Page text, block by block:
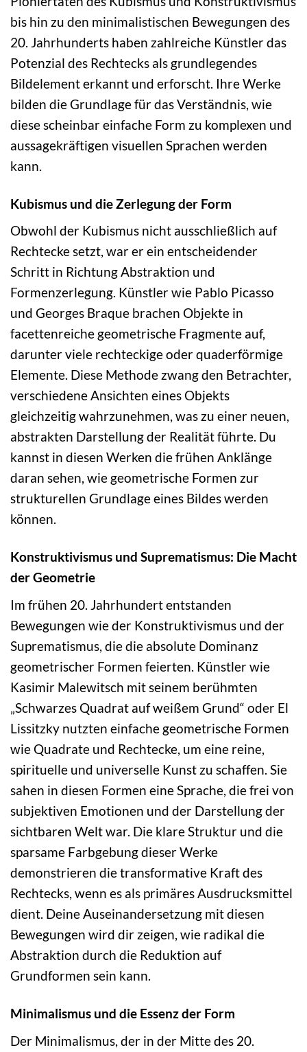
bis hin zu den minimalistischen Bewegungen des
20. Jahrhunderts haben zahlreiche Künstler das
Potenzial des Rechtecks als grundlegendes
Bildelement erkannt und erforscht. Ihre Werke
bilden die Grundlage für das Verständnis, wie
diese scheinbar einfache Form zu komplexen und
aussagekräftigen visuellen Sprachen werden
kann.
Kubismus und die Zerlegung der Form
Obwohl der Kubismus nicht ausschließlich auf
Rechtecke setzt, war er ein entscheidender
Schritt in Richtung Abstraktion und
Formenzerlegung. Künstler wie Pablo Picasso
und Georges Braque brachen Objekte in
facettenreiche geometrische Fragmente auf,
darunter viele rechteckige oder quaderförmige
Elemente. Diese Methode zwang den Betrachter,
verschiedene Ansichten eines Objekts
gleichzeitig wahrzunehmen, was zu einer neuen,
abstrakten Darstellung der Realität führte. Du
kannst in diesen Werken die frühen Anklänge
daran sehen, wie geometrische Formen zur
strukturellen Grundlage eines Bildes werden
können.
Konstruktivismus und Suprematismus: Die Macht
der Geometrie
Im frühen 20. Jahrhundert entstanden
Bewegungen wie der Konstruktivismus und der
Suprematismus, die die absolute Dominanz
geometrischer Formen feierten. Künstler wie
Kasimir Malewitsch mit seinem berühmten
„Schwarzes Quadrat auf weißem Grund“ oder El
Lissitzky nutzten einfache geometrische Formen
wie Quadrate und Rechtecke, um eine reine,
spirituelle und universelle Kunst zu schaffen. Sie
sahen in diesen Formen eine Sprache, die frei von
subjektiven Emotionen und der Darstellung der
sichtbaren Welt war. Die klare Struktur und die
sparsame Farbgebung dieser Werke
demonstrieren die transformative Kraft des
Rechtecks, wenn es als primäres Ausdrucksmittel
dient. Deine Auseinandersetzung mit diesen
Bewegungen wird dir zeigen, wie radikal die
Abstraktion durch die Reduktion auf
Grundformen sein kann.
Minimalismus und die Essenz der Form
Der Minimalismus, der in der Mitte des 20.